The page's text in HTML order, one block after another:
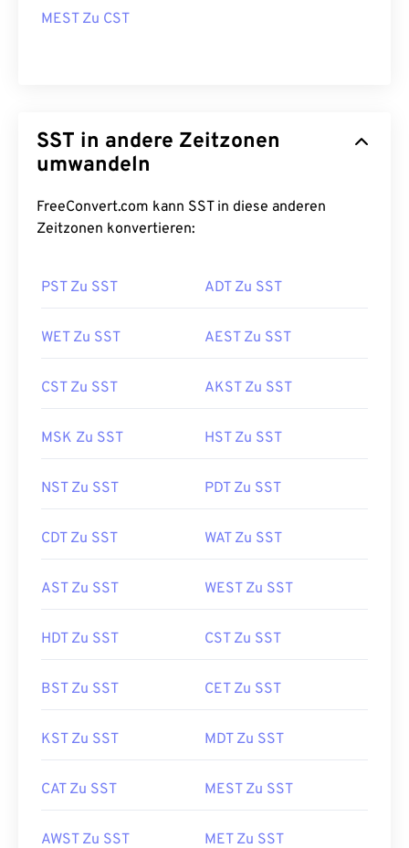
MEST Zu CST
SST in andere Zeitzonen
umwandeln
FreeConvert.com kann SST in diese anderen
Zeitzonen konvertieren:
PST Zu SST ADT Zu SST
WET Zu SST AEST Zu SST
CST Zu SST AKST Zu SST
MSK Zu SST HST Zu SST
NST Zu SST PDT Zu SST
CDT Zu SST WAT Zu SST
AST Zu SST WEST Zu SST
HDT Zu SST CST Zu SST
BST Zu SST CET Zu SST
KST Zu SST MDT Zu SST
CAT Zu SST MEST Zu SST
AWST Zu SST MET Zu SST